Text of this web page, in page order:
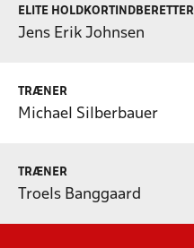
ELITE HOLDKORTINDBERETTER
Jens Erik Johnsen
TRÆNER
Michael Silberbauer
TRÆNER
Troels Banggaard